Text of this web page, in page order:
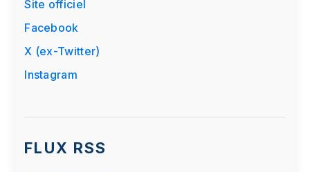
Site officiel
Facebook
X (ex-Twitter)
Instagram
FLUX RSS